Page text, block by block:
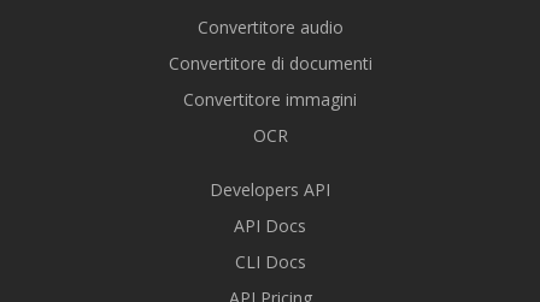
Convertitore audio
Convertitore di documenti
Convertitore immagini
OCR
Developers API
API Docs
CLI Docs